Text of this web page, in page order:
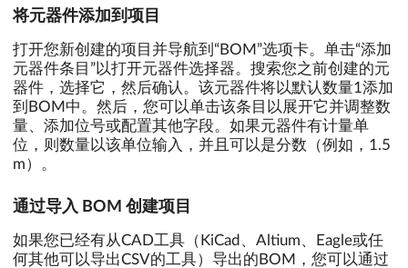
将元器件添加到项目
打开您新创建的项目并导航到“BOM”选项卡。单击“添加
元器件条目”以打开元器件选择器。搜索您之前创建的元
器件，选择它，然后确认。该元器件将以默认数量1添加
到BOM中。然后，您可以单击该条目以展开它并调整数
量、添加位号或配置其他字段。如果元器件有计量单
位，则数量以该单位输入，并且可以是分数（例如，1.5
m）。
通过导入 BOM 创建项目
如果您已经有从CAD工具（KiCad、Altium、Eagle或任
何其他可以导出CSV的工具）导出的BOM，您可以通过